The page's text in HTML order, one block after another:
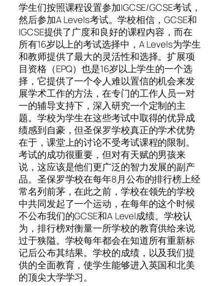
学生们按照课程设置参加IGCSE/GCSE考试，
然后参加A Levels考试。学校相信，GCSE和
IGCSE提供了广度和良好的课程内容，而在
所有16岁以上的考试选择中，A Levels为学生
和教师提供了最大的灵活性和选择。扩展项
目资格（EPQ）也是16岁以上学生的一个选
择，它提供了一个令人难以置信的机会来发
展学术工作的方法，在专门的工作人员一对
一的辅导支持下，深入研究一个定制的主
题。学校为学生在这些考试中取得的优异成
绩感到自豪，但圣保罗学校真正的学术优势
在于，课堂上的讨论不受考试课程的限制。
考试的成功很重要，但对有天赋的男孩来
说，这应该是他们更广泛的智力发展的副产
品。圣保罗学校在每年8月公布的排行榜上经
常名列前茅，在此之前，学校在领先的学校
中共同发起了一个运动，在每年的这个时候
不公布我们的GCSE和A Level成绩。学校认
为，排行榜对衡量一所学校的教育供给来说
过于狭隘。学校每年都会在知道所有重新标
记后公布其结果。学校的成绩，以及我们提
供的全面教育，使学生能够进入英国和北美
的顶尖大学学习。